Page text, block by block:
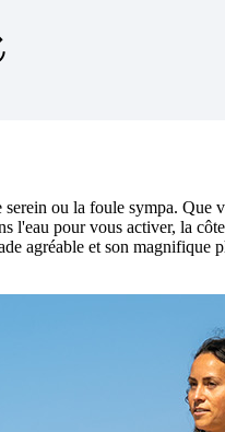
ou la foule sympa. Que
l'eau pour vous activer, la
agréable et son magnifique